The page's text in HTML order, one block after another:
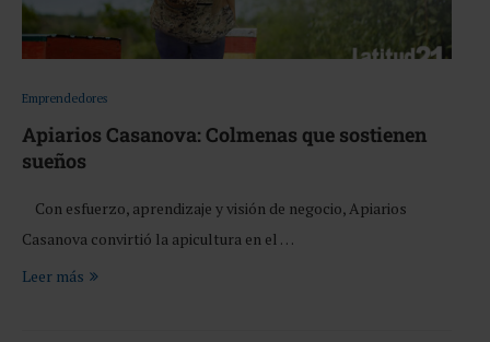
Emprendedores
Apiarios Casanova: Colmenas que sostienen
sueños
Con esfuerzo, aprendizaje y visión de negocio, Apiarios
Casanova convirtió la apicultura en el …
Leer más